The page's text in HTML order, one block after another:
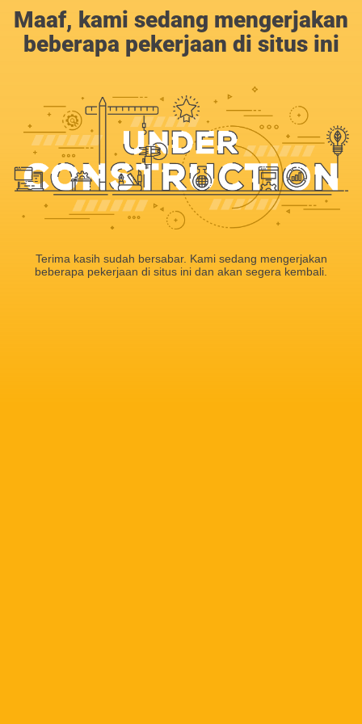
Maaf, kami sedang mengerjakan
beberapa pekerjaan di situs ini
Terima kasih sudah bersabar. Kami sedang mengerjakan
beberapa pekerjaan di situs ini dan akan segera kembali.